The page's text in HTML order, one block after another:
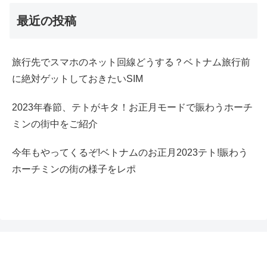
最近の投稿
旅行先でスマホのネット回線どうする？ベトナム旅行前
に絶対ゲットしておきたいSIM
2023年春節、テトがキタ！お正月モードで賑わうホーチ
ミンの街中をご紹介
今年もやってくるぞ!ベトナムのお正月2023テト!賑わう
ホーチミンの街の様子をレポ